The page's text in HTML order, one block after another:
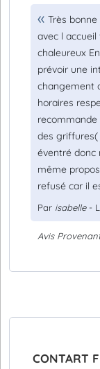
Très
avec l
chaleureux
prévoir une
changement
horaires
recommande
des
éventré donc
même
refusé car il
Par isabelle-
Avis
CONTART